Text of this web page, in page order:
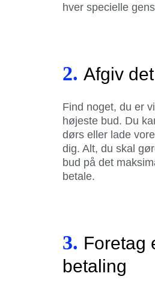
hver specielle
2. Afgiv
Find noget, du er
højeste bud. Du
dørs eller lade
dig. Alt, du skal
bud på det
betale.
3. Foretag
betaling